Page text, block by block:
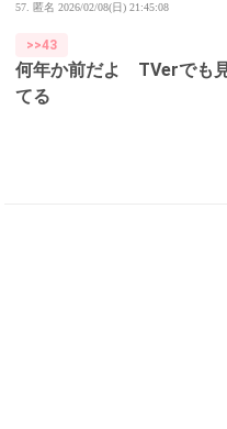
57. 匿名 2026/02/08(日) 21:45:08
>>43
何年か前だよ TVerでも
てる